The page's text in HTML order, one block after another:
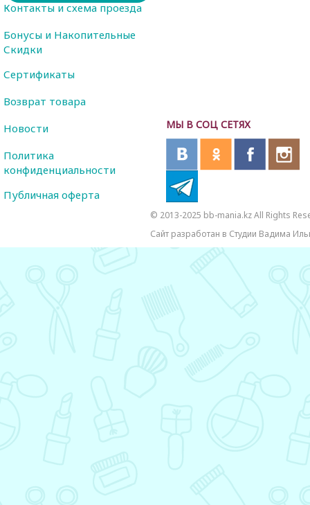
МЫ В СОЦ СЕТЯХ
Контакты и схема проезда
Бонусы и Накопительные
Скидки
Сертификаты
Возврат товара
Новости
Политика
конфиденциальности
Публичная оферта
© 2013-2025 bb-mania.kz All Rights
Сайт разработан в Студии Вадима